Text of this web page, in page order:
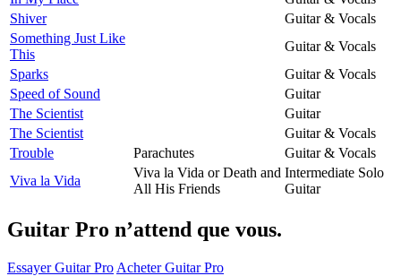
Shiver
Guitar & Vocals
Something Just Like
This
Guitar & Vocals
Sparks
Guitar & Vocals
Speed of Sound
Guitar
The Scientist
Guitar
The Scientist
Guitar & Vocals
Trouble
Parachutes
Guitar & Vocals
Viva la Vida
Viva la Vida or Death and
All His Friends
Intermediate Solo
Guitar
Guitar Pro n’attend que vous.
Essayer Guitar Pro Acheter Guitar Pro